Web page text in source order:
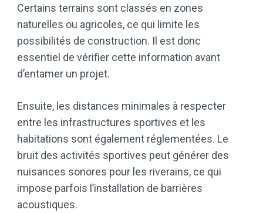
Certains terrains sont classés en zones
naturelles ou agricoles, ce qui limite les
possibilités de construction. Il est donc
essentiel de vérifier cette information avant
d’entamer un projet.
Ensuite, les distances minimales à respecter
entre les infrastructures sportives et les
habitations sont également réglementées. Le
bruit des activités sportives peut générer des
nuisances sonores pour les riverains, ce qui
impose parfois l’installation de barrières
acoustiques.